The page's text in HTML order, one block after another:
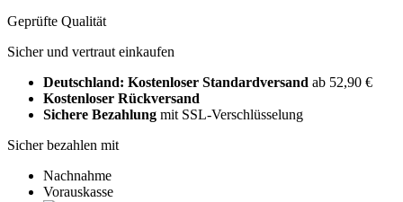
Geprüfte Qualität
Sicher und vertraut einkaufen
Deutschland: Kostenloser Standardversand ab 52,90 €
Kostenloser Rückversand
Sichere Bezahlung mit SSL-Verschlüsselung
Sicher bezahlen mit
Nachnahme
Vorauskasse